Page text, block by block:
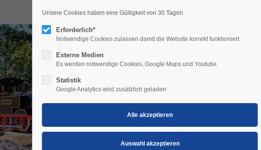
Spaß und Vergnügen
Nur wenige Kilometer von Mörbisch
In unterschiedlichen Themenwelten –
lädt Maskottchen Kater Filippo zu einer
Es ist ein ideales Ausflugziel in unmittelbarer
Unsere Cookies haben eine Gültigkeit von 30 Tagen
Erforderlich*
Notwendige Cookies zulassen damit die Website korrekt funktioniert
Externe Medien
Es werden notwendige Cookies, Google Maps und Youtube
Statistik
Google Analytics wird zusätzlich geladen